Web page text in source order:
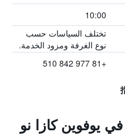
10:00
تختلف السياسات حسب
نوع الغرفة ومزود الخدمة.
+81 977 842 510
يوفوين كازا نو